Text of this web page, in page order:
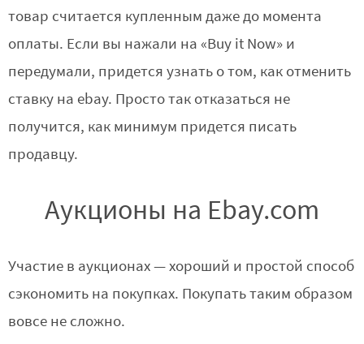
товар считается купленным даже до момента
оплаты. Если вы нажали на «Buy it Now» и
передумали, придется узнать о том, как отменить
ставку на ebay. Просто так отказаться не
получится, как минимум придется писать
продавцу.
Аукционы на Ebay.com
Участие в аукционах — хороший и простой способ
сэкономить на покупках. Покупать таким образом
вовсе не сложно.